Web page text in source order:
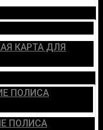
КАРТА ДЛЯ
ПОЛИСА
ПОЛИСА